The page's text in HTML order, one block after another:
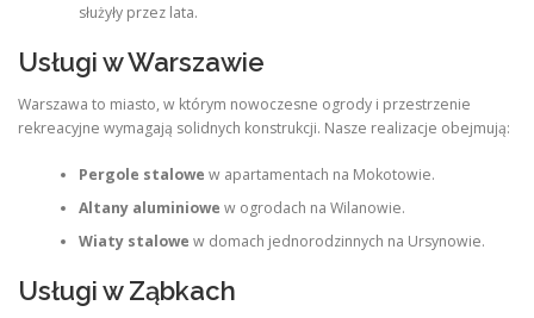
służyły przez lata.
Usługi w Warszawie
Warszawa to miasto, w którym nowoczesne ogrody i przestrzenie
rekreacyjne wymagają solidnych konstrukcji. Nasze realizacje obejmują:
Pergole stalowe w apartamentach na Mokotowie.
Altany aluminiowe w ogrodach na Wilanowie.
Wiaty stalowe w domach jednorodzinnych na Ursynowie.
Usługi w Ząbkach